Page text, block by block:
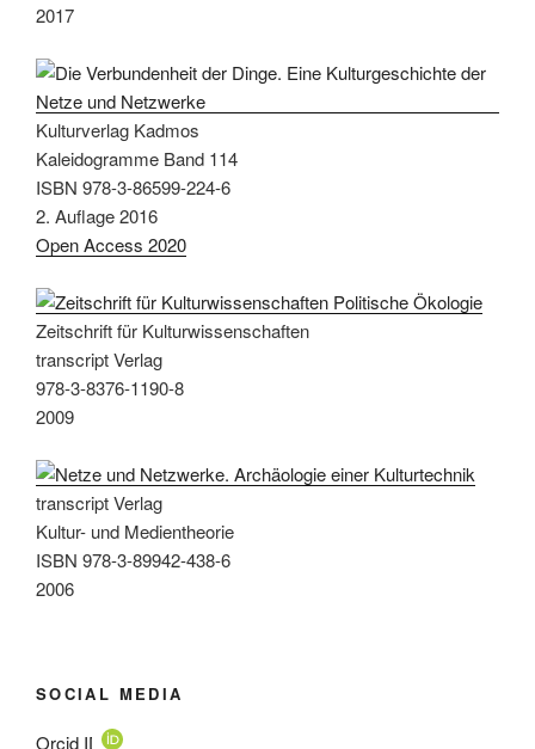
2017
Kulturverlag Kadmos
Kaleidogramme Band 114
ISBN 978-3-86599-224-6
2. Auflage 2016
Open Access 2020
Zeitschrift für Kulturwissenschaften
transcript Verlag
978-3-8376-1190-8
2009
transcript Verlag
Kultur- und Medientheorie
ISBN 978-3-89942-438-6
2006
SOCIAL MEDIA
Orcid ID